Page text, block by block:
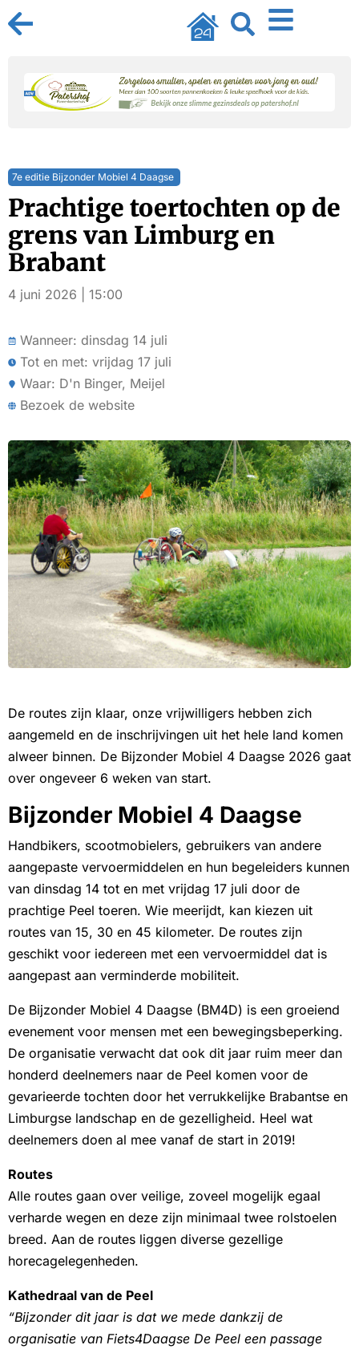
7e editie Bijzonder Mobiel 4 Daagse
Prachtige toertochten op de
grens van Limburg en
Brabant
4 juni 2026 | 15:00
Wanneer: dinsdag 14 juli
Tot en met: vrijdag 17 juli
Waar: D'n Binger, Meijel
Bezoek de website
De routes zijn klaar, onze vrijwilligers hebben zich
aangemeld en de inschrijvingen uit het hele land komen
alweer binnen. De Bijzonder Mobiel 4 Daagse 2026 gaat
over ongeveer 6 weken van start.
Bijzonder Mobiel 4 Daagse
Handbikers, scootmobielers, gebruikers van andere
aangepaste vervoermiddelen en hun begeleiders kunnen
van dinsdag 14 tot en met vrijdag 17 juli door de
prachtige Peel toeren. Wie meerijdt, kan kiezen uit
routes van 15, 30 en 45 kilometer. De routes zijn
geschikt voor iedereen met een vervoermiddel dat is
aangepast aan verminderde mobiliteit.
De Bijzonder Mobiel 4 Daagse (BM4D) is een groeiend
evenement voor mensen met een bewegingsbeperking.
De organisatie verwacht dat ook dit jaar ruim meer dan
honderd deelnemers naar de Peel komen voor de
gevarieerde tochten door het verrukkelijke Brabantse en
Limburgse landschap en de gezelligheid. Heel wat
deelnemers doen al mee vanaf de start in 2019!
Routes
Alle routes gaan over veilige, zoveel mogelijk egaal
verharde wegen en deze zijn minimaal twee rolstoelen
breed. Aan de routes liggen diverse gezellige
horecagelegenheden.
Kathedraal van de Peel
“Bijzonder dit jaar is dat we mede dankzij de
organisatie van Fiets4Daagse De Peel een passage